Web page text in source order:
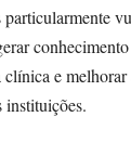
e
instituições.